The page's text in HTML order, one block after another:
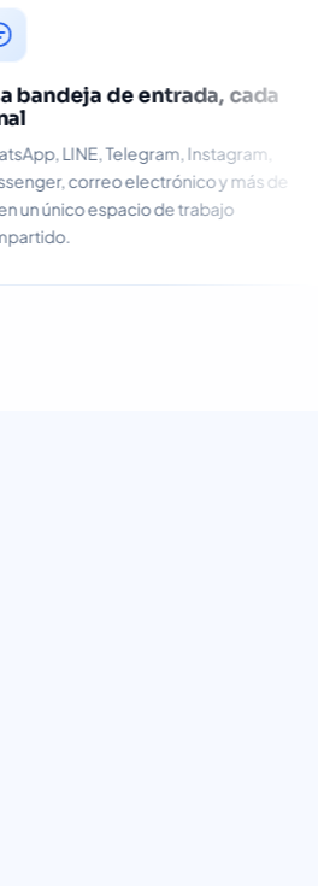
Una bandeja de
WhatsApp, LINE,
Messenger, correo
30 en un único espacio